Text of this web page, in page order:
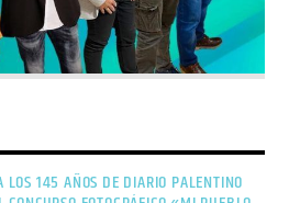
145 AÑOS DE DIARIO PALENTINO